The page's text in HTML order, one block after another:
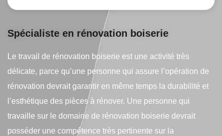
Spécialiste en rénovation boiserie
Le travail de rénovation boiserie est une activité très
délicate, parce qu’une personne qui assure l’opération de
rénovation devrait garantir en même temps la durabilité et
l’esthétique des pièces à rénover. Une personne qui
travaille sur le domaine de rénovation boiserie devrait
posséder une compétence très pertinente sur la